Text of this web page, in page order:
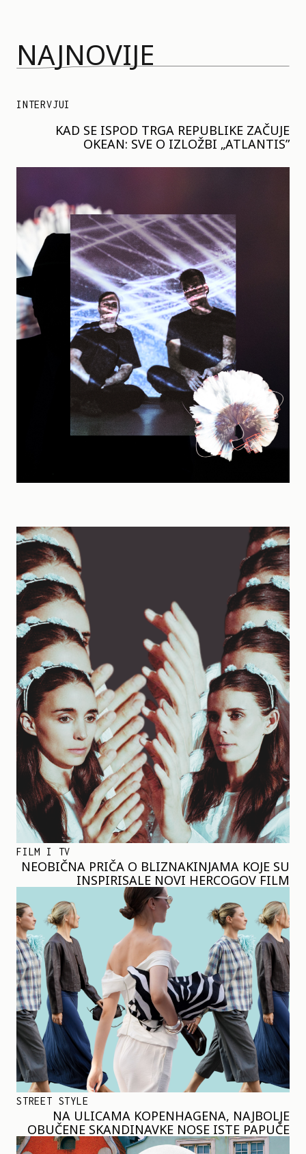
NAJNOVIJE
INTERVJUI
KAD SE ISPOD TRGA REPUBLIKE ZAČUJE
OKEAN: SVE O IZLOŽBI „ATLANTIS”
FILM I TV
NEOBIČNA PRIČA O BLIZNAKINJAMA KOJE SU
INSPIRISALE NOVI HERCOGOV FILM
STREET STYLE
NA ULICAMA KOPENHAGENA, NAJBOLJE
OBUČENE SKANDINAVKE NOSE ISTE PAPUČE